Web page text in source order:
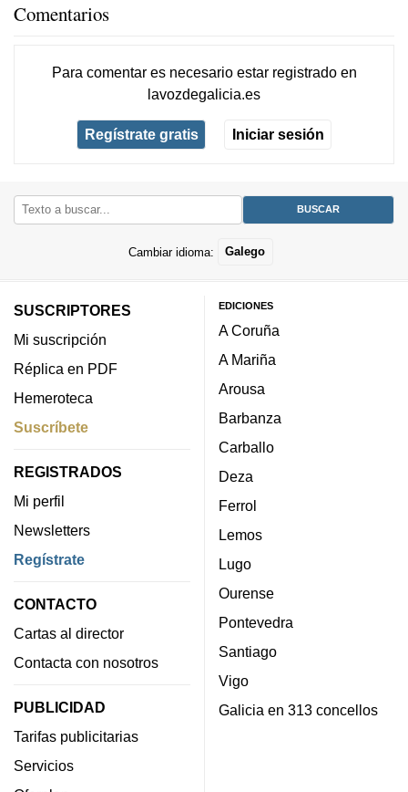
Comentarios
Para comentar es necesario estar registradoen
lavozdegalicia.es
Regístrate gratis Iniciar sesión
Cambiar idioma: Galego
SUSCRIPTORES
Mi suscripción
Réplica en PDF
Hemeroteca
Suscríbete
REGISTRADOS
Mi perfil
Newsletters
Regístrate
CONTACTO
Cartas al director
Contacta con nosotros
PUBLICIDAD
Tarifas publicitarias
Servicios
EDICIONES
A Coruña
A Mariña
Arousa
Barbanza
Carballo
Deza
Ferrol
Lemos
Lugo
Ourense
Pontevedra
Santiago
Vigo
Galicia en 313 concellos